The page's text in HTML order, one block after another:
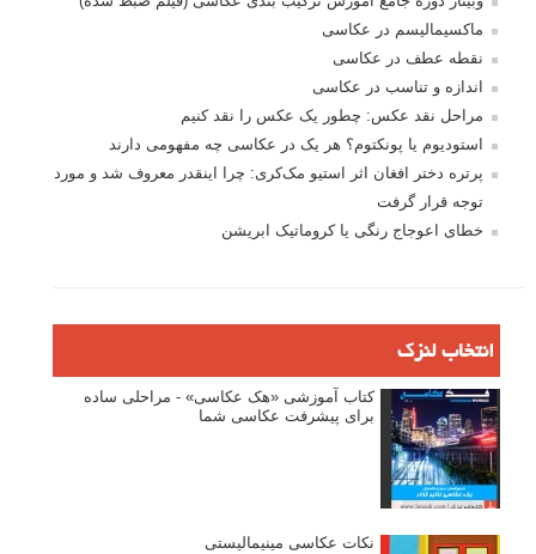
ماکسیمالیسم در عکاسی
نقطه عطف در عکاسی
اندازه و تناسب در عکاسی
مراحل نقد عکس: چطور یک عکس را نقد کنیم
استودیوم یا پونکتوم؟ هر یک در عکاسی چه مفهومی دارند
پرتره دختر افغان اثر استیو مک‌کری: چرا اینقدر معروف شد و مورد
توجه قرار گرفت
خطای اعوجاج رنگی یا کروماتیک ابریشن
انتخاب لنزک
کتاب آموزشی «هک عکاسی» - مراحلی ساده
برای پیشرفت عکاسی شما
نکات عکاسی مینیمالیستی